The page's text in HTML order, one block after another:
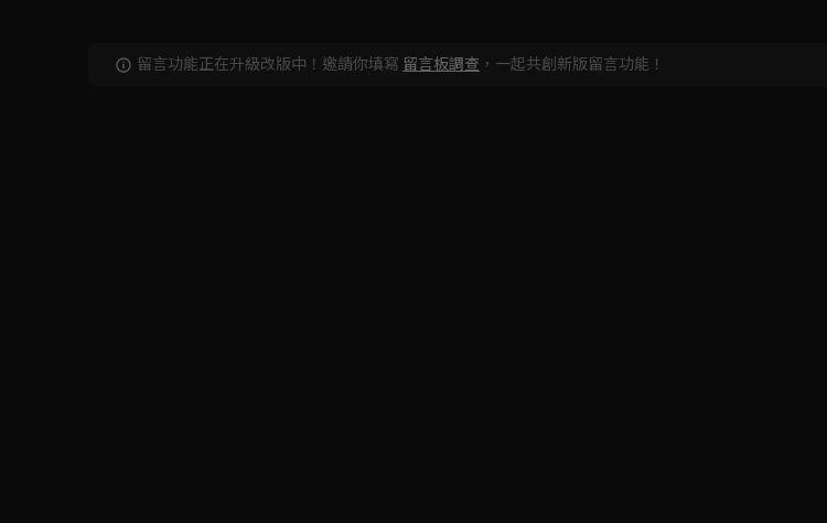
留言功能正在升級改版中！邀請你填寫 留言板調查 ，一起共創新版留言功能！